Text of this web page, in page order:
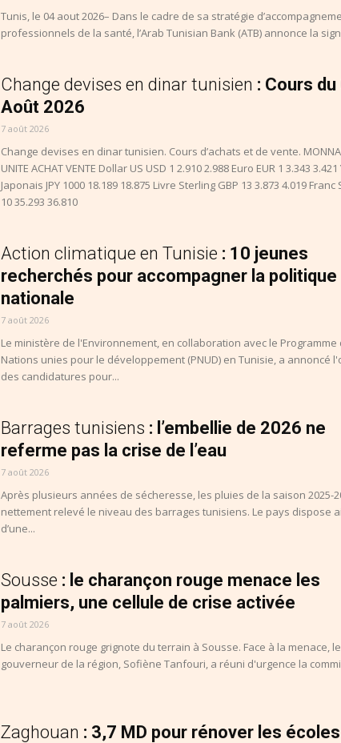
Tunis, le 04 aout 2026– Dans le cadre de sa stratégie
professionnels de la santé, l’Arab Tunisian Bank (ATB) annonce la
Change devises en dinar tunisien : Cours du
Août 2026
7 août 2026
Change devises en dinar tunisien. Cours d’achats et de vente.
UNITE ACHAT VENTE Dollar US USD 1 2.910 2.988 Euro EUR 1 3.343 3.421
Japonais JPY 1000 18.189 18.875 Livre Sterling GBP 13 3.873 4.019 Franc
10 35.293 36.810
Action climatique en Tunisie : 10 jeunes
recherchés pour accompagner la politique
nationale
7 août 2026
Le ministère de l'Environnement, en collaboration avec le Programme
Nations unies pour le développement (PNUD) en Tunisie, a annoncé
des candidatures pour...
Barrages tunisiens : l’embellie de 2026 ne
referme pas la crise de l’eau
7 août 2026
Après plusieurs années de sécheresse, les pluies de la saison 2025-
nettement relevé le niveau des barrages tunisiens. Le pays dispose
d’une...
Sousse : le charançon rouge menace les
palmiers, une cellule de crise activée
7 août 2026
Le charançon rouge grignote du terrain à Sousse. Face à la menace, le
gouverneur de la région, Sofiène Tanfouri, a réuni d'urgence la
Zaghouan : 3,7 MD pour rénover les